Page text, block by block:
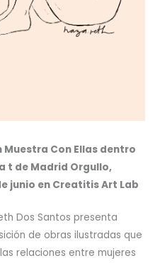
Con Ellas dentro
t de Madrid Orgullo,
junio en Creatitis Art Lab
Dos Santos presenta
de obras ilustradas que
relaciones entre mujeres